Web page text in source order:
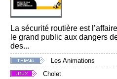
La sécurité routière est
le grand public aux dangers
des...
Les Animations
Cholet